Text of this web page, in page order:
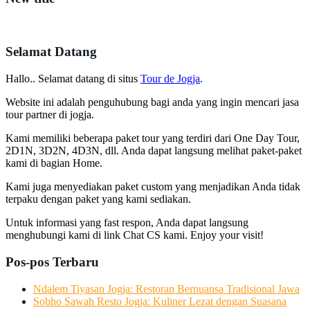
Selamat Datang
Hallo.. Selamat datang di situs Tour de Jogja.
Website ini adalah penguhubung bagi anda yang ingin mencari jasa
tour partner di jogja.
Kami memiliki beberapa paket tour yang terdiri dari One Day Tour,
2D1N, 3D2N, 4D3N, dll. Anda dapat langsung melihat paket-paket
kami di bagian Home.
Kami juga menyediakan paket custom yang menjadikan Anda tidak
terpaku dengan paket yang kami sediakan.
Untuk informasi yang fast respon, Anda dapat langsung
menghubungi kami di link Chat CS kami. Enjoy your visit!
Pos-pos Terbaru
Ndalem Tiyasan Jogja: Restoran Bernuansa Tradisional Jawa
Sobho Sawah Resto Jogja: Kuliner Lezat dengan Suasana